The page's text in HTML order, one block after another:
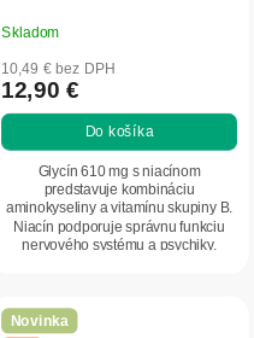
Skladom
10,49 € bez DPH
12,90 €
Do košíka
Glycín 610 mg s niacínom
predstavuje kombináciu
aminokyseliny a vitamínu skupiny B.
Niacín podporuje správnu funkciu
nervového systému a psychiky.
Novinka